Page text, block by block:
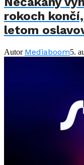
rokoch
letom
Autor Mediaboom5.